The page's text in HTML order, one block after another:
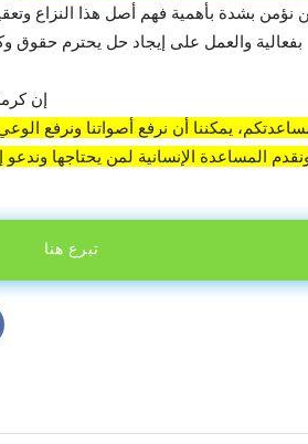
نؤمن بشدة بأهمية فهم أصل هذا النزاع
بفعالية والعمل على إيجاد حل يحترم حقوق
إن
يمكننا أن نرفع أصواتنا ونرفع
المساعدة الإنسانية لمن يحتاجها
تبرع هنا